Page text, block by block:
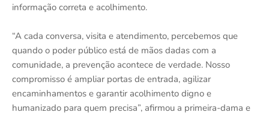
informação correta e acolhimento.
“A cada conversa, visita e atendimento, percebemos que
quando o poder público está de mãos dadas com a
comunidade, a prevenção acontece de verdade. Nosso
compromisso é ampliar portas de entrada, agilizar
encaminhamentos e garantir acolhimento digno e
humanizado para quem precisa”, afirmou a primeira-dama e